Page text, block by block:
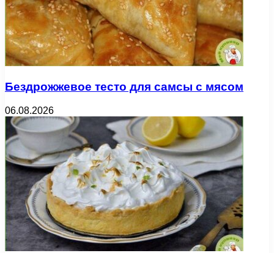
Бездрожжевое тесто для самсы с мясом
06.08.2026